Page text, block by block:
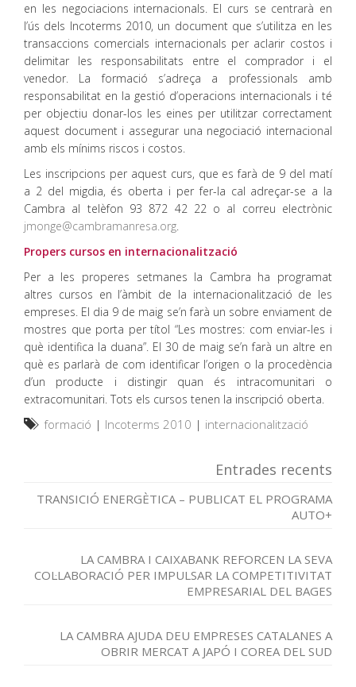
en les negociacions internacionals. El curs se centrarà en
l’ús dels Incoterms 2010, un document que s’utilitza en les
transaccions comercials internacionals per aclarir costos i
delimitar les responsabilitats entre el comprador i el
venedor. La formació s’adreça a professionals amb
responsabilitat en la gestió d’operacions internacionals i té
per objectiu donar-los les eines per utilitzar correctament
aquest document i assegurar una negociació internacional
amb els mínims riscos i costos.
Les inscripcions per aquest curs, que es farà de 9 del matí
a 2 del migdia, és oberta i per fer-la cal adreçar-se a la
Cambra al telèfon 93 872 42 22 o al correu electrònic
jmonge@cambramanresa.org.
Propers cursos en internacionalització
Per a les properes setmanes la Cambra ha programat
altres cursos en l’àmbit de la internacionalització de les
empreses. El dia 9 de maig se’n farà un sobre enviament de
mostres que porta per títol “Les mostres: com enviar-les i
què identifica la duana”. El 30 de maig se’n farà un altre en
què es parlarà de com identificar l’origen o la procedència
d’un producte i distingir quan és intracomunitari o
extracomunitari. Tots els cursos tenen la inscripció oberta.
formació | Incoterms 2010 | internacionalització
Entrades recents
TRANSICIÓ ENERGÈTICA – PUBLICAT EL PROGRAMA
AUTO+
LA CAMBRA I CAIXABANK REFORCEN LA SEVA
COL·LABORACIÓ PER IMPULSAR LA COMPETITIVITAT
EMPRESARIAL DEL BAGES
LA CAMBRA AJUDA DEU EMPRESES CATALANES A
OBRIR MERCAT A JAPÓ I COREA DEL SUD